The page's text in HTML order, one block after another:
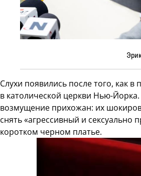
Слухи появились после того, как
в католической церкви Нью-
возмущение прихожан: их
снять «агрессивный и сексуально
коротком черном платье.